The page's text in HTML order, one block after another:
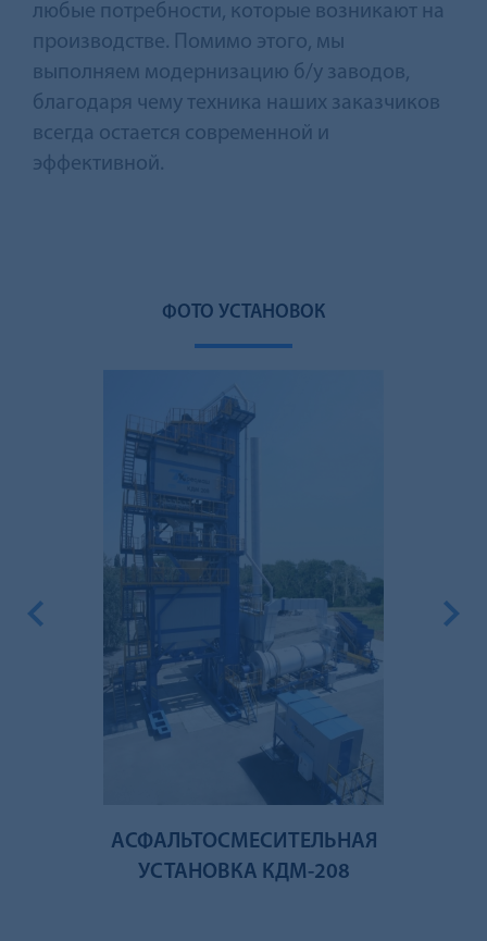
любые потребности, которые возникают на
производстве. Помимо этого, мы
выполняем модернизацию б/у заводов,
благодаря чему техника наших заказчиков
всегда остается современной и
эффективной.
ФОТО УСТАНОВОК
АСФАЛЬТОСМЕСИТЕЛЬНАЯ
УСТАНОВКА КДМ-208
Previous Next